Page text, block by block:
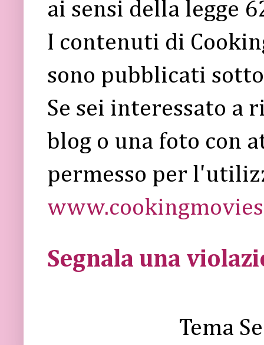
ai sensi della legge
I contenuti di
sono pubblicati
Se sei interessato a
blog o una foto con
permesso per
Segnala una
Tema